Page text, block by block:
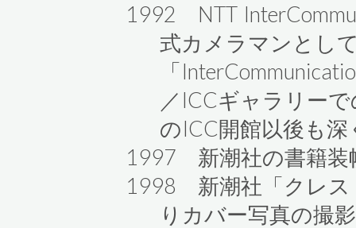
1992 NTT
式カメラマンとし
「
／ICCギャラリー
のICC開館以後も深
1997 新潮社の書籍装
1998 新潮社「クレス
りカバー写真の撮